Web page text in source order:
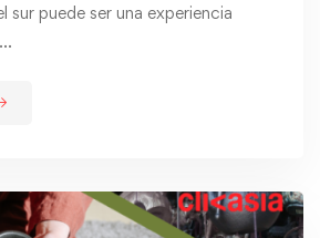
sur puede ser una experiencia